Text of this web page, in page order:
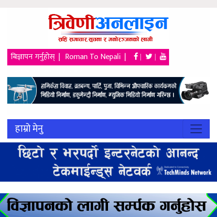
बिज्ञापन गर्नुहोस् | Roman To Nepali | | |
हाम्रो मेनु